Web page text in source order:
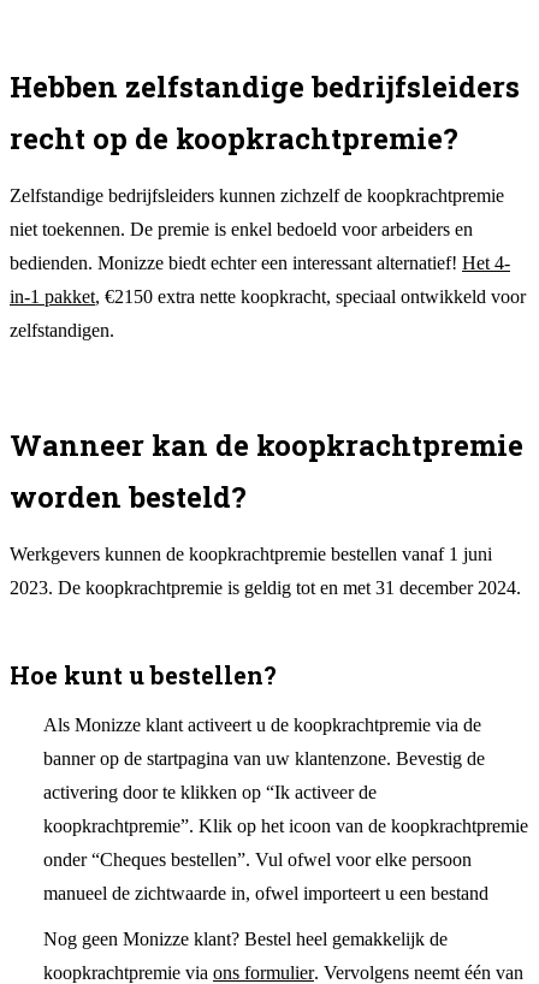
Hebben zelfstandige bedrijfsleiders
recht op de koopkrachtpremie?
Zelfstandige bedrijfsleiders kunnen zichzelf de koopkrachtpremie
niet toekennen. De premie is enkel bedoeld voor arbeiders en
bedienden. Monizze biedt echter een interessant alternatief! Het 4-
in-1 pakket, €2150 extra nette koopkracht, speciaal ontwikkeld voor
zelfstandigen.
Wanneer kan de koopkrachtpremie
worden besteld?
Werkgevers kunnen de koopkrachtpremie bestellen vanaf 1 juni
2023. De koopkrachtpremie is geldig tot en met 31 december 2024.
Hoe kunt u bestellen?
Als Monizze klant activeert u de koopkrachtpremie via de
banner op de startpagina van uw klantenzone. Bevestig de
activering door te klikken op “Ik activeer de
koopkrachtpremie”. Klik op het icoon van de koopkrachtpremie
onder “Cheques bestellen”. Vul ofwel voor elke persoon
manueel de zichtwaarde in, ofwel importeert u een bestand
Nog geen Monizze klant? Bestel heel gemakkelijk de
koopkrachtpremie via ons formulier. Vervolgens neemt één van